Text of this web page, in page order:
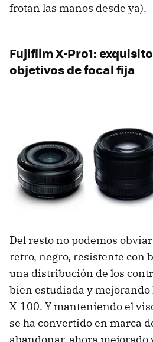
frotan las manos desde ya).
Fujifilm X-Pro1:
objetivos de focal fija
Del resto no podemos
retro, negro, resistente con
una distribución de los
bien estudiada y
X-100. Y manteniendo el
se ha convertido en marca